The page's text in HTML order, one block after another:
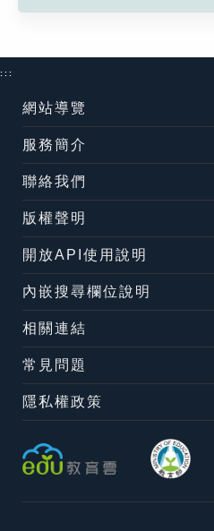
:::
網站導覽
服務簡介
聯絡我們
版權聲明
開放API使用說明
內嵌搜尋欄位說明
相關連結
常見問題
隱私權政策